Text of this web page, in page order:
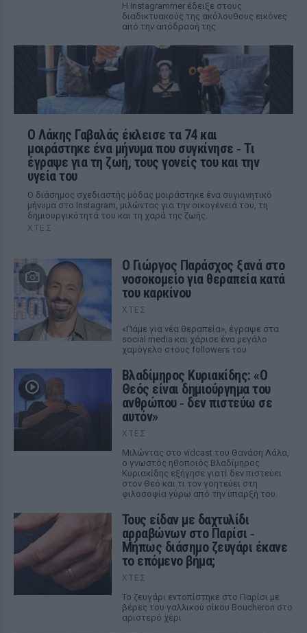
Η Instagrammer έδειξε στους
διαδικτυακούς της ακόλουθους εικόνες
από την απόδρασή της
Ο Λάκης Γαβαλάς έκλεισε τα 74 και
μοιράστηκε ένα μήνυμα που συγκίνησε ‑ Τι
έγραψε για τη ζωή, τους γονείς του και την
υγεία του
Ο διάσημος σχεδιαστής μόδας μοιράστηκε ένα συγκινητικό
μήνυμα στο Instagram, μιλώντας για την οικογένειά του, τη
δημιουργικότητά του και τη χαρά της ζωής.
ΧΤΕΣ
O Γιώργος Παράσχος ξανά στο
νοσοκομείο για θεραπεία κατά
του καρκίνου
ΧΤΕΣ
«Πάμε για νέα θεραπεία», έγραψε στα
social media και χάρισε ένα μεγάλο
χαμόγελο στους followers του
Βλαδίμηρος Κυριακίδης: «Ο
Θεός είναι δημιούργημα του
ανθρώπου ‑ δεν πιστεύω σε
αυτόν»
ΧΤΕΣ
Μιλώντας στο vidcast του Θανάση Λάλα,
ο γνωστός ηθοποιός Βλαδίμηρος
Κυριακίδης εξήγησε γιατί δεν πιστεύει
στον Θεό και τι τον γοητεύει στη
φιλοσοφία γύρω από την ύπαρξή του.
Τους είδαν με δαχτυλίδι
αρραβώνων στο Παρίσι ‑
Μήπως διάσημο ζευγάρι έκανε
το επόμενο βήμα;
ΧΤΕΣ
Το ζευγάρι εντοπίστηκε στο Παρίσι με
βέρες του γαλλικού οίκου Boucheron στο
αριστερό χέρι